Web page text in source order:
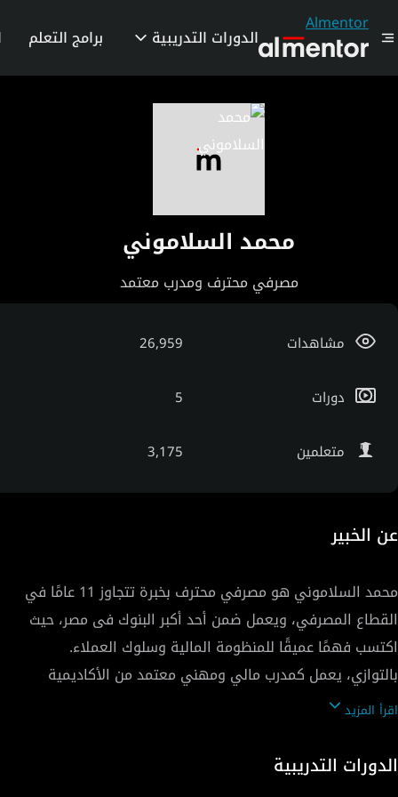
Almentor
الدورات التدريبية برامج التعلم
محمد السلاموني
مصرفي محترف ومدرب معتمد
مشاهدات 26,959
دورات 5
متعلمين 3,175
عن الخبير
محمد السلاموني هو مصرفي محترف بخبرة تتجاوز 11 عامًا في
القطاع المصرفي، ويعمل ضمن أحد أكبر البنوك فى مصر، حيث
بالتوازي، يعمل كمدرب مالي ومهني معتمد من الأكاديمية
العربية للعلوم والتكنولوجيا والنقل البحري، ويتمتع بخبرة
وتقديم برامج تدريبية عملية في مجالات التوعية المالية،
اقرأ المزيد
الدورات التدريبية